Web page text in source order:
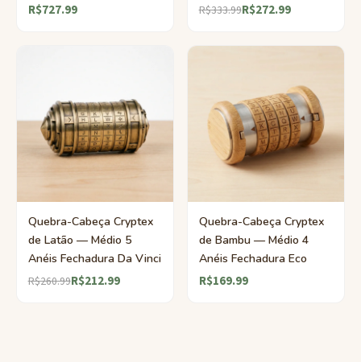
R$727.99
R$333.99R$272.99
Quebra-Cabeça Cryptex
de Latão — Médio 5
Anéis Fechadura Da Vinci
R$260.99R$212.99
Quebra-Cabeça Cryptex
de Bambu — Médio 4
Anéis Fechadura Eco
R$169.99